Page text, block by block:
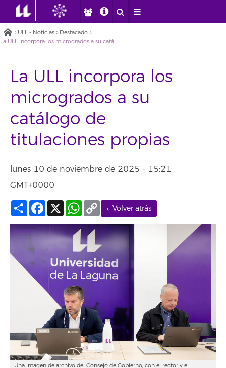
ULL - Noticias
Destacado
La ULL incorpora los microgrados a su catálogo de titulaciones propias
La ULL incorpora los
microgrados a su
catálogo de
titulaciones propias
lunes 10 de noviembre de 2025 - 15:21
GMT+0000
← Volver atrás
Compartir
Facebook
X WhatsApp
Copy
Link
Una imagen de archivo del Consejo de Gobierno, con el rector y el